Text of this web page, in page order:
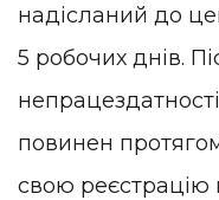
надісланий до
5 робочих днів.
повинен
свою реєстрацію